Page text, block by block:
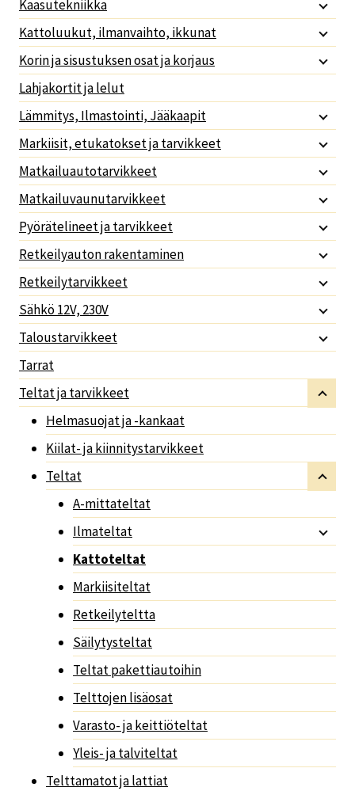
Kaasutekniikka
Kattoluukut, ilmanvaihto, ikkunat
Korin ja sisustuksen osat ja korjaus
Lahjakortit ja lelut
Lämmitys, Ilmastointi, Jääkaapit
Markiisit, etukatokset ja tarvikkeet
Matkailuautotarvikkeet
Matkailuvaunutarvikkeet
Pyörätelineet ja tarvikkeet
Retkeilyauton rakentaminen
Retkeilytarvikkeet
Sähkö 12V, 230V
Taloustarvikkeet
Tarrat
Teltat ja tarvikkeet
Helmasuojat ja -kankaat
Kiilat- ja kiinnitystarvikkeet
Teltat
A-mittateltat
Ilmateltat
Kattoteltat
Markiisiteltat
Retkeilyteltta
Säilytysteltat
Teltat pakettiautoihin
Telttojen lisäosat
Varasto- ja keittiöteltat
Yleis- ja talviteltat
Telttamatot ja lattiat